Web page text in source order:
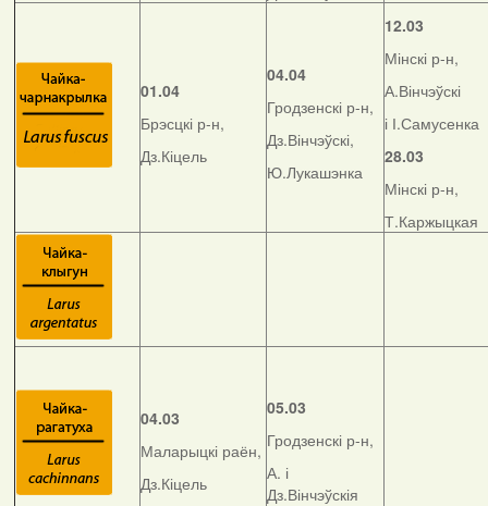
01.04
Брэсцкі р-н,
Дз.Кіцель
04.04
Гродзенскі р-н,
Дз.Вінчэўскі,
Ю.Лукашэнка
12.03
Мінскі р-н,
А.Вінчэўскі
і І.Самусенка
28.03
Мінскі р-н,
Т.Каржыцкая
04.03
Маларыцкі раён,
Дз.Кіцель
05.03
Гродзенскі р-н,
А. і
Дз.Вінчэўскія